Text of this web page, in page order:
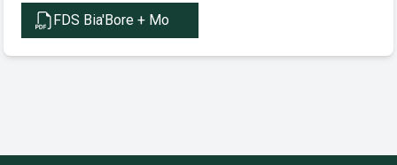
FDS Bia'Bore + Mo